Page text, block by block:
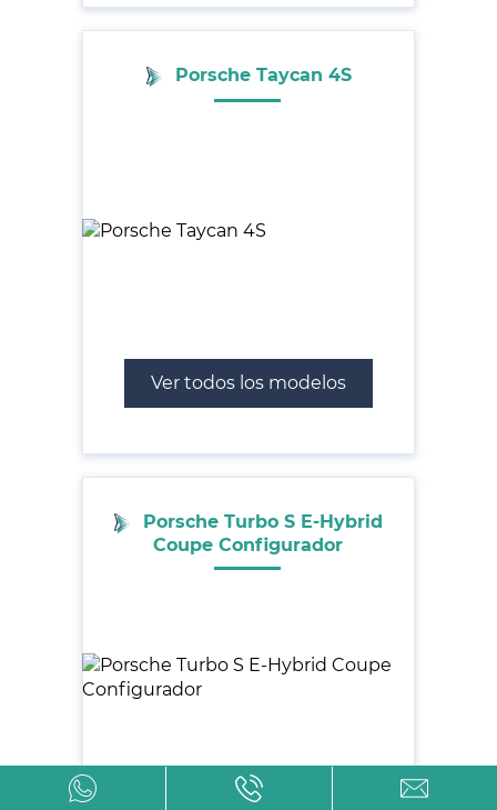
Porsche Taycan 4S
Ver todos los modelos
Porsche Turbo S E-Hybrid
Coupe Configurador